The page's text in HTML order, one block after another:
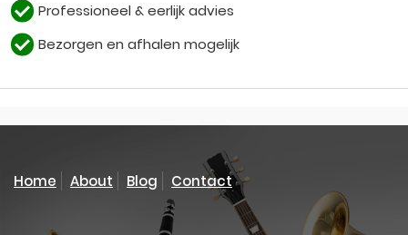
Professioneel & eerlijk advies
Bezorgen en afhalen mogelijk
Home About Blog Contact